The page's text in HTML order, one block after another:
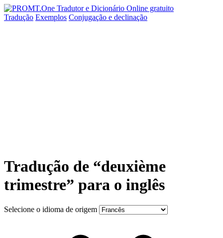
Tradução Exemplos Conjugação e declinação
Tradução de “deuxième
trimestre” para o inglês
Selecione o idioma de origem